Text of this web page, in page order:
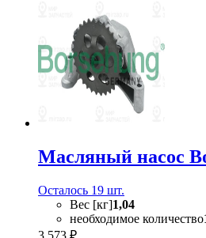
Масляный насос
Осталось 19 шт.
Вес [кг]1,04
необходимое количество